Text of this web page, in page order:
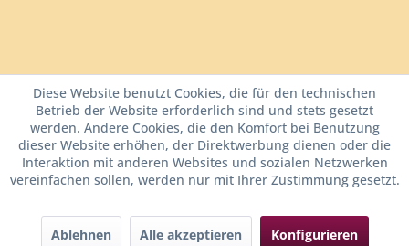
Diese Website benutzt Cookies, die für den technischen
Betrieb der Website erforderlich sind und stets gesetzt
werden. Andere Cookies, die den Komfort bei Benutzung
dieser Website erhöhen, der Direktwerbung dienen oder die
Interaktion mit anderen Websites und sozialen Netzwerken
vereinfachen sollen, werden nur mit Ihrer Zustimmung gesetzt.
Ablehnen Alle akzeptieren Konfigurieren